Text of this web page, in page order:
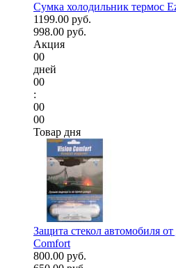
Сумка холодильник термос
1199.00 руб.
998.00 руб.
Акция
00
дней
00
:
00
00
Товар дня
Защита стекол автомобиля
Comfort
800.00 руб.